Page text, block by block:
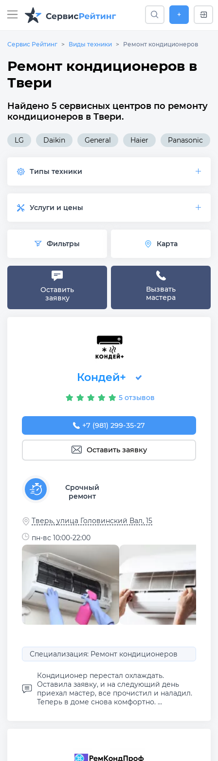
+
Сервис Рейтинг Виды техники Ремонт кондиционеров
Ремонт кондиционеров в
Твери
Найдено 5 сервисных центров по ремонту
кондиционеров в Твери.
LG Daikin General Haier Panasonic
Типы техники
Услуги и цены
Фильтры Карта
Оставить
заявку
Вызвать
мастера
Кондей+
5 отзывов
+7 (981) 299-35-27
Оставить заявку
Срочный
ремонт
Тверь, улица Головинский Вал, 15
пн-вс 10:00-22:00
Специализация: Ремонт кондиционеров
Кондиционер перестал охлаждать.
Оставила заявку, и на следующий день
приехал мастер, все прочистил и наладил.
Теперь в доме снова комфортно. ...